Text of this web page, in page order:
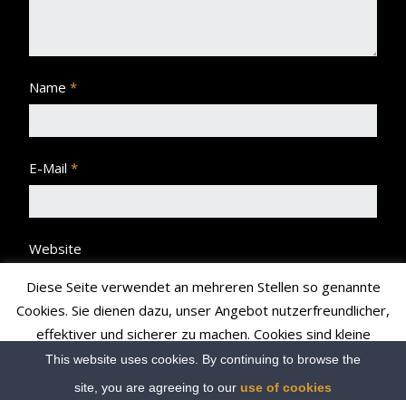
Name *
E-Mail *
Website
This website uses cookies. By continuing to browse the
site, you are agreeing to our use of cookies
Diese Seite verwendet an mehreren Stellen so genannte
Cookies. Sie dienen dazu, unser Angebot nutzerfreundlicher,
effektiver und sicherer zu machen. Cookies sind kleine
Textdateien, die Ihr Browser speichert und richten auf Ihrem
Rechner keinen Schaden an bzw. enthalten keine Viren.